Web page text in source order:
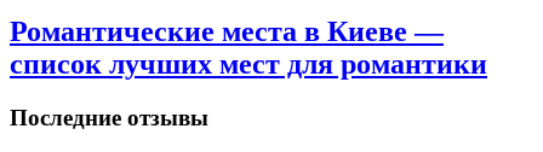
Романтические места в Киеве —
список лучших мест для романтики
Последние отзывы